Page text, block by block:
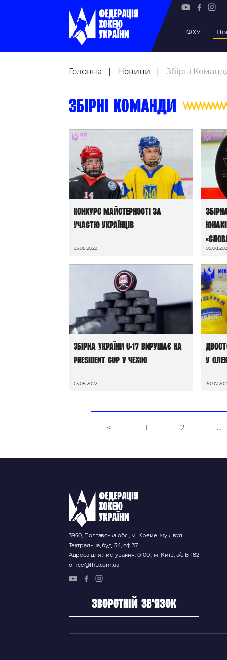
ФХУ
Віце-
Підрозділи
Статутна
Рішення
Участь в
Контакти
Головна Новини Збірні
Збірні команди
Конкурс майстерності за
участю українців
05.08.2022
Збірна України U-17 вирушає на
President Cup у Чехію
03.08.2022
у
< 1 2 …
3960, Полтавська обл., м. Кременчук, вул.
Театральна, буд. 34, оф.37
Адреса для листування: 01001, м. Київ, а/с В-182
office@fhu.com.ua
зворотній зв’язок